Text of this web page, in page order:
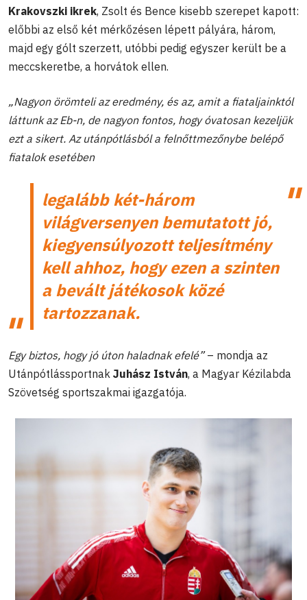
Krakovszki ikrek, Zsolt és Bence kisebb szerepet kapott:
előbbi az első két mérkőzésen lépett pályára, három,
majd egy gólt szerzett, utóbbi pedig egyszer került be a
meccskeretbe, a horvátok ellen.
„Nagyon örömteli az eredmény, és az, amit a fiataljainktól
láttunk az Eb-n, de nagyon fontos, hogy óvatosan kezeljük
ezt a sikert. Az utánpótlásból a felnőttmezőnybe belépő
fiatalok esetében
legalább két-három
világversenyen bemutatott jó,
kiegyensúlyozott teljesítmény
kell ahhoz, hogy ezen a szinten
a bevált játékosok közé
tartozzanak.
Egy biztos, hogy jó úton haladnak efelé”– mondja az
Utánpótlássportnak Juhász István, a Magyar Kézilabda
Szövetség sportszakmai igazgatója.